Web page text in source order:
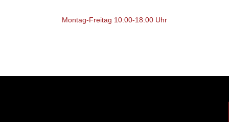
Montag-Freitag 10:00-18:00 Uhr